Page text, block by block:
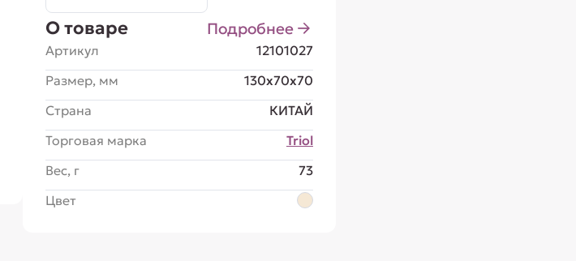
О товаре Подробнее
Артикул
12101027
Размер, мм
130x70x70
Страна
КИТАЙ
Торговая марка
Triol
Вес, г
73
Цвет